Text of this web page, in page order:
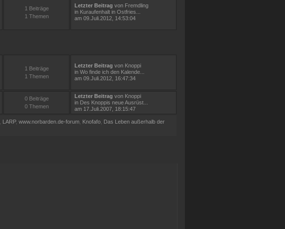
1 Beiträge
1 Themen
Letzter Beitrag von Fremdling
in Kuraufenhalt in Ostfries...
am 09.Juli.2012, 14:53:04
1 Beiträge
1 Themen
Letzter Beitrag von Knoppi
inWo finde ich den Kalende...
am 09.Juli.2012, 16:47:34
0 Beiträge
0 Themen
Letzter Beitrag von Knoppi
in Des Knoppis neue Ausrüst...
am 17.Juli.2007, 18:15:47
LARP, www.norbarden.de-forum Knofafo Das Leben außerhalb der